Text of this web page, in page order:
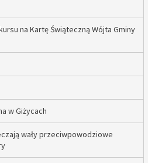
na Kartę Świąteczną Wójta Gminy
w Giżycach
wały przeciwpowodziowe